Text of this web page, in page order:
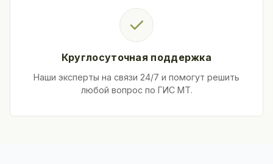
✓
Круглосуточная поддержка
Наши эксперты на связи 24/7 и помогут решить
любой вопрос по ГИС МТ.